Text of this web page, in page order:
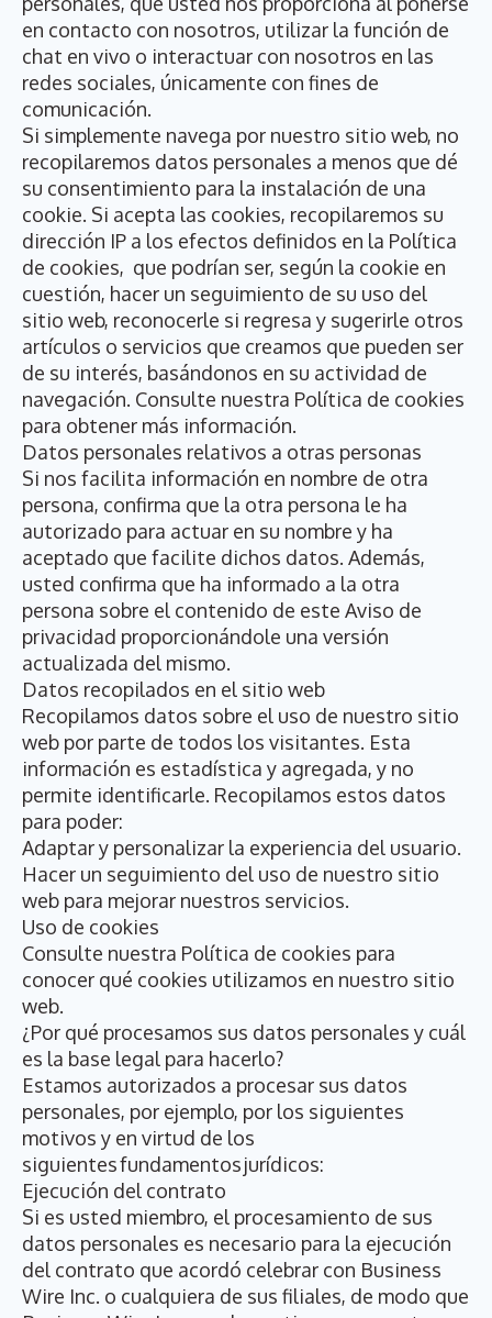
en contacto con nosotros, utilizar la función de
chat en vivo o interactuar con nosotros en las
redes sociales, únicamente con fines de
comunicación.
Si simplemente navega por nuestro sitio web, no
recopilaremos datos personales a menos que dé
su consentimiento para la instalación de una
cookie. Si acepta las cookies, recopilaremos su
dirección IP a los efectos definidos en la Política
de cookies, que podrían ser, según la cookie en
cuestión, hacer un seguimiento de su uso del
sitio web, reconocerle si regresa y sugerirle otros
artículos o servicios que creamos que pueden ser
de su interés, basándonos en su actividad de
navegación. Consulte nuestra Política de cookies
para obtener más información.
Datos personales relativos a otras personas
Si nos facilita información en nombre de otra
persona, confirma que la otra persona le ha
autorizado para actuar en su nombre y ha
aceptado que facilite dichos datos. Además,
usted confirma que ha informado a la otra
persona sobre el contenido de este Aviso de
privacidad proporcionándole una versión
actualizada del mismo.
Datos recopilados en el sitio web
Recopilamos datos sobre el uso de nuestro sitio
web por parte de todos los visitantes. Esta
información es estadística y agregada, y no
permite identificarle. Recopilamos estos datos
para poder:
Adaptar y personalizar la experiencia del usuario.
Hacer un seguimiento del uso de nuestro sitio
web para mejorar nuestros servicios.
Uso de cookies
Consulte nuestra Política de cookies para
conocer qué cookies utilizamos en nuestro sitio
web.
¿Por qué procesamos sus datos personales y cuál
es la base legal para hacerlo?
Estamos autorizados a procesar sus datos
personales, por ejemplo, por los siguientes
motivos y en virtud de los
siguientes fundamentos jurídicos:
Ejecución del contrato
Si es usted miembro, el procesamiento de sus
datos personales es necesario para la ejecución
del contrato que acordó celebrar con Business
Wire Inc. o cualquiera de sus filiales, de modo que